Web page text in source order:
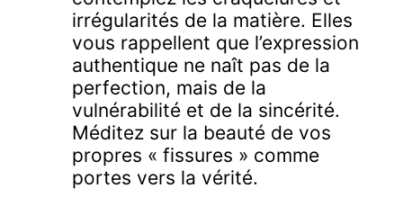
irrégularités de la matière. Elles
vous rappellent que l’expression
authentique ne naît pas de la
perfection, mais de la
vulnérabilité et de la sincérité.
Méditez sur la beauté de vos
propres « fissures » comme
portes vers la vérité.